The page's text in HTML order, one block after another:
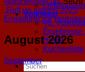
Volkslauf
46.
Helfer
Kuchenliste
„Ruff un runner“ 2025
Einladung zur
August 2026
September